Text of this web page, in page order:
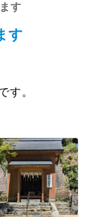
す
す
す。